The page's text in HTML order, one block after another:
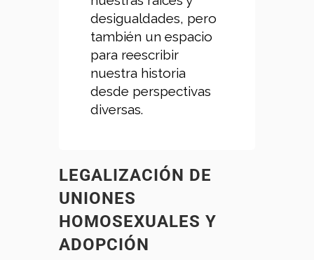
desigualdades, pero
también un espacio
para reescribir
nuestra historia
desde perspectivas
diversas.
LEGALIZACIÓN DE
UNIONES
HOMOSEXUALES Y
ADOPCIÓN